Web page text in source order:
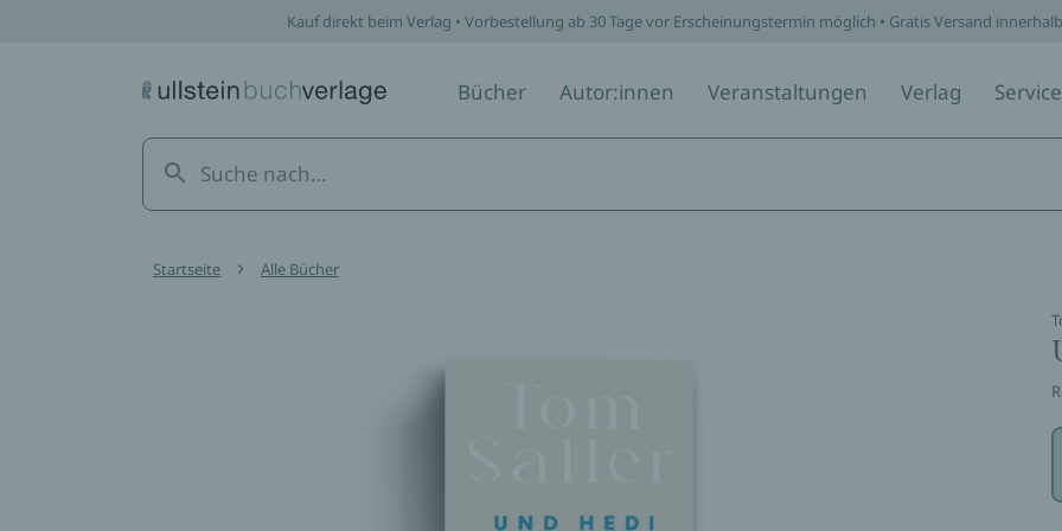
Kauf direkt beim Verlag • Vorbestellung ab 30 Tage vor Erscheinungstermin möglich • Gratis Versand
Bücher Autor:innen Veranstaltungen Verlag Service
Startseite Alle Bücher